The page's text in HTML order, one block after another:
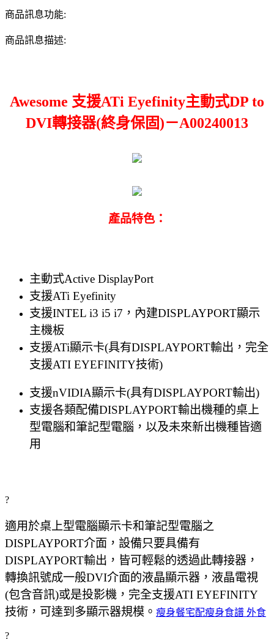
商品訊息功能:
商品訊息描述:
Awesome 支援ATi Eyefinity主動式DP to
DVI轉接器(終身保固)－A00240013
產品特色：
主動式Active DisplayPort
支援ATi Eyefinity
支援INTEL i3 i5 i7，內建DISPLAYPORT顯示
主機板
支援ATi顯示卡(具有DISPLAYPORT輸出，完全
支援ATI EYEFINITY技術)
支援nVIDIA顯示卡(具有DISPLAYPORT輸出)
支援各類配備DISPLAYPORT輸出機種的桌上
型電腦和筆記型電腦，以及未來新出機種皆適
用
?
適用於桌上型電腦顯示卡和筆記型電腦之
DISPLAYPORT介面，設備只要具備有
DISPLAYPORT輸出，皆可輕鬆的透過此轉接器，
轉換訊號成一般DVI介面的液晶顯示器，液晶電視
(包含音訊)或是投影機，完全支援ATI EYEFINITY
技術，可達到多顯示器規模。 瘦身餐宅配瘦身食譜 外食
?